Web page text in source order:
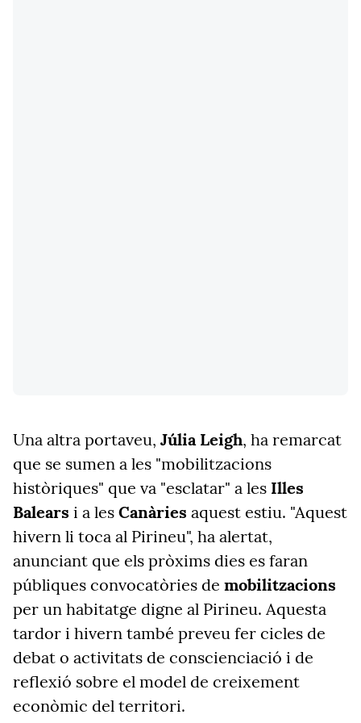
Una altra portaveu, Júlia Leigh, ha remarcat
que se sumen a les "mobilitzacions
històriques" que va "esclatar" a les Illes
Balears i a les Canàries aquest estiu. "Aquest
hivern li toca al Pirineu", ha alertat,
anunciant que els pròxims dies es faran
públiques convocatòries de mobilitzacions
per un habitatge digne al Pirineu. Aquesta
tardor i hivern també preveu fer cicles de
debat o activitats de conscienciació i de
reflexió sobre el model de creixement
econòmic del territori.